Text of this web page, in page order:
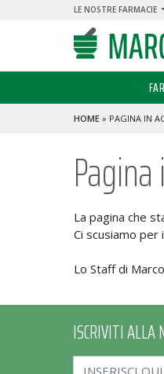
LE NOSTRE FARMACIE
HOME» PAGINA IN
La pagina che
Ci scusiamo per
Lo Staff di
ISCRIVITI ALLA